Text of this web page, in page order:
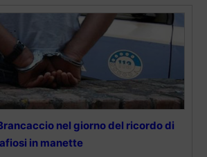
nel giorno del ricordo di
in manette